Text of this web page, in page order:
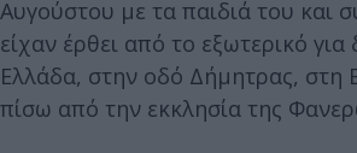
Αυγούστου με τα παιδιά του και
είχαν έρθει από το εξωτερικό
Ελλάδα, στην οδό Δήμητρας, στη
πίσω από την εκκλησία της